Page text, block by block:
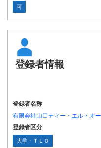
可
登録者情報
登録者名称
有限会社山口ティー・エル・オー
登録者区分
大学・ＴＬＯ